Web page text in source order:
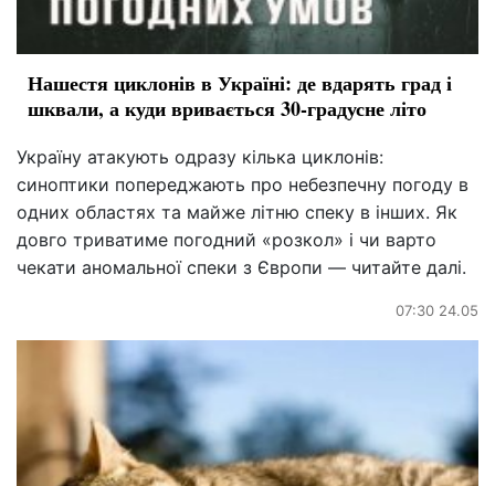
Нашестя циклонів в Україні: де вдарять град і
шквали, а куди вривається 30-градусне літо
Україну атакують одразу кілька циклонів:
синоптики попереджають про небезпечну погоду в
одних областях та майже літню спеку в інших. Як
довго триватиме погодний «розкол» і чи варто
чекати аномальної спеки з Європи — читайте далі.
07:30 24.05